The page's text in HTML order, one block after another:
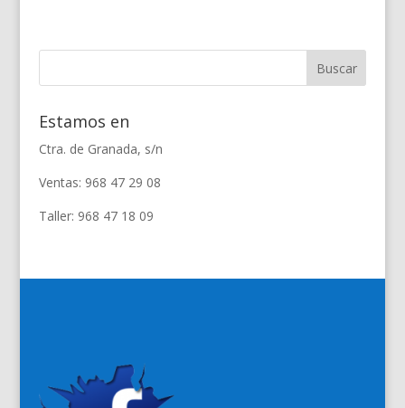
Estamos en
Ctra. de Granada, s/n
Ventas: 968 47 29 08
Taller: 968 47 18 09